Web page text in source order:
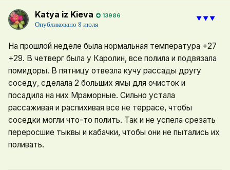
Katya iz Kieva 13986
Опубликовано 8 июля
⯆⯆⯆
На прошлой неделе была нормальная температура +27
+29. В четверг была у Каролин, все полила и подвязала
помидоры. В пятницу отвезла кучу рассады другу
соседу, сделала 2 больших ямы для очисток и
посадила на них Мраморные. Сильно устала
рассаживая и распихивая все не террасе, чтобы
соседки могли что-то полить. Так и не успела срезать
переросшие тыквы и кабачки, чтобы они не пытались их
поливать.